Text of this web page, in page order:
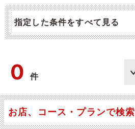
指定した条件をすべて見る
0件
お店、コース・プランで検索